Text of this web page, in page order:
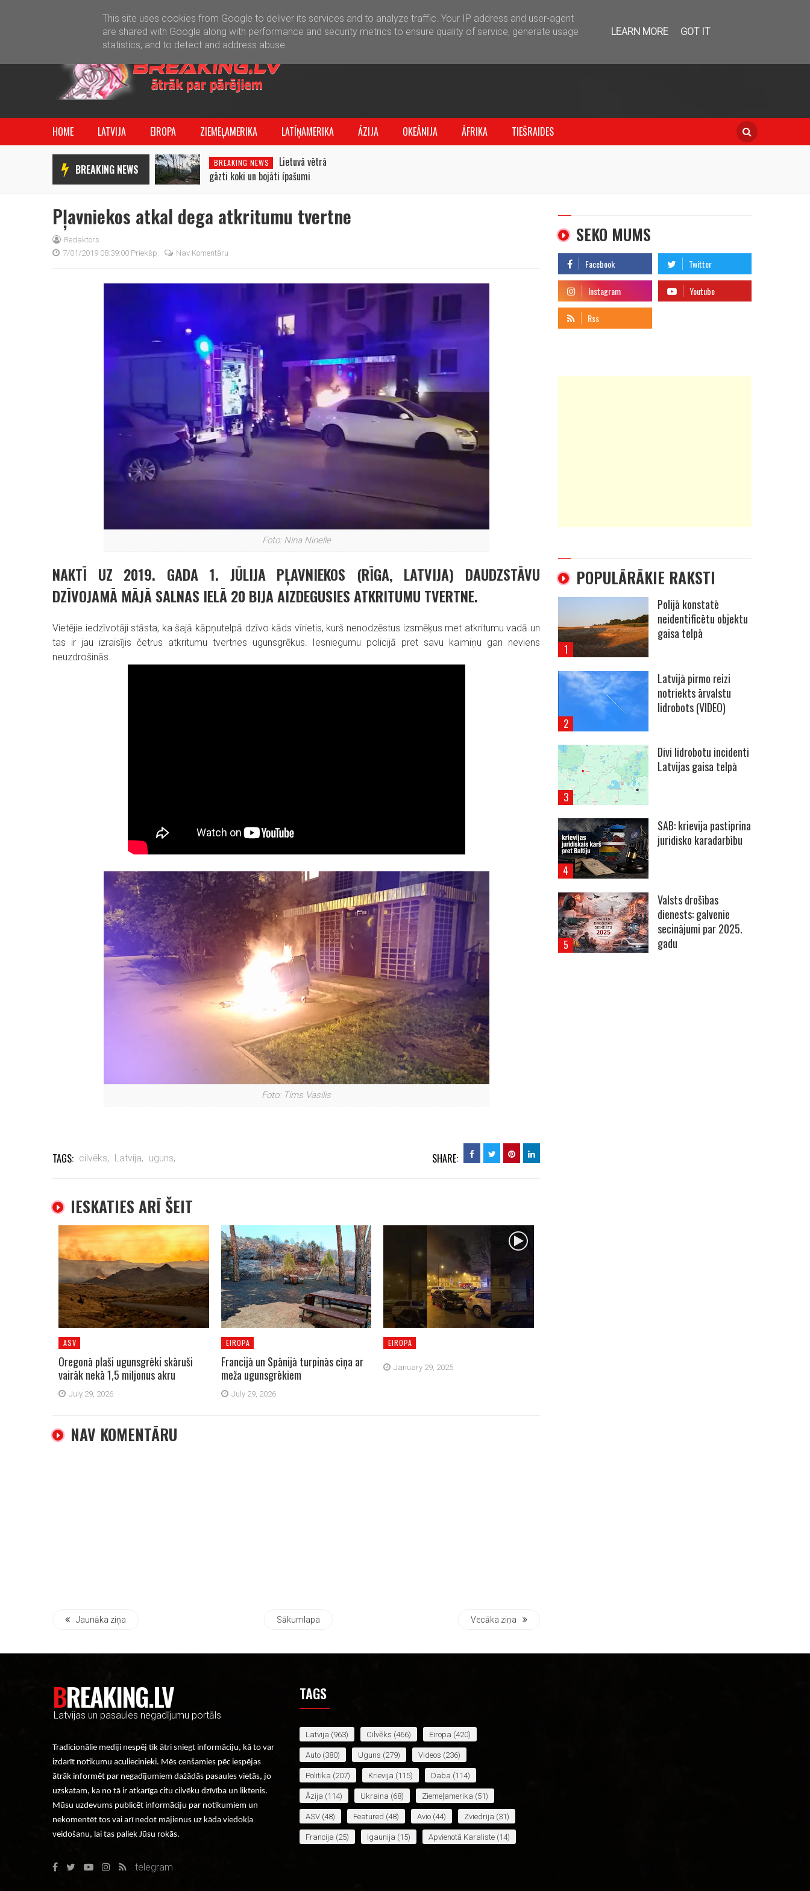
HOME LATVIJA EIROPA ZIEMEĻAMERIKA LATĪŅAMERIKA ĀZIJA OKEĀNIJA ĀFRIKA TIEŠRAIDES
BREAKING NEWS BREAKING NEWS
Lietuvā vētrā
gāzti koki un bojāti īpašumi
Pļavniekos atkal dega atkritumu tvertne
Redaktors
7/01/2019 08:39:00 Priekšp.
Nav Komentāru
Foto: Nina Ninelle
NAKTĪ UZ 2019. GADA 1. JŪLIJA PĻAVNIEKOS (RĪGA, LATVIJA) DAUDZSTĀVU
DZĪVOJAMĀ MĀJĀ SALNAS IELĀ 20 BIJA AIZDEGUSIES ATKRITUMU TVERTNE.
Vietējie iedzīvotāji stāsta, ka šajā kāpņutelpā dzīvo kāds vīrietis, kurš nenodzēstus izsmēķus met atkritumu vadā un
tas ir jau izraisījis četrus atkritumu tvertnes ugunsgrēkus. Iesniegumu policijā pret savu kaimiņu gan neviens
neuzdrošinās.
Foto: Tims Vasilis
TAGS: cilvēks, Latvija, uguns, SHARE:
IESKATIES ARĪ ŠEIT
ASV
Oregonā plaši ugunsgrēki skāruši
vairāk nekā 1,5 miljonus akru
July 29, 2026
EIROPA
Francijā un Spānijā turpinās cīņa ar
meža ugunsgrēkiem
July 29, 2026
EIROPA
January 29, 2025
NAV KOMENTĀRU
Jaunāka ziņa Sākumlapa Vecāka ziņa
SEKO MUMS
POPULĀRĀKIE RAKSTI
Polijā konstatē
neidentificētu objektu
gaisa telpā
Latvijā pirmo reizi
notriekts ārvalstu
lidrobots (VIDEO)
Divi lidrobotu incidenti
Latvijas gaisa telpā
SAB: krievija pastiprina
juridisko karadarbību
Valsts drošības
dienests: galvenie
secinājumi par 2025.
gadu
BREAKING.LV
Latvijas un pasaules negadījumu portāls
Tradicionālie mediji nespēj tik ātri sniegt informāciju, kā to var
izdarīt notikumu aculiecinieki. Mēs cenšamies pēc iespējas
ātrāk informēt par negadījumiem dažādās pasaules vietās, jo
uzskatam, ka no tā ir atkarīga citu cilvēku dzīvība un liktenis.
Mūsu uzdevums publicēt informāciju par notikumiem un
nekomentēt tos vai arī nedot mājienus uz kāda viedokļa
veidošanu, lai tas paliek Jūsu rokās.
telegram
TAGS
Latvija (963) Cilvēks (466) Eiropa (420)
Auto (380) Uguns (279) Videos (236)
Politika (207) Krievija (115) Daba (114)
Āzija (114) Ukraina (68) Ziemeļamerika (51)
ASV (48) Featured (48) Avio (44) Zviedrija (31)
Francija (25) Igaunija (15) Apvienotā Karaliste (14)
This site uses cookies from Google to deliver its services and to analyze traffic. Your IP address and user-agent
are shared with Google along with performance and security metrics to ensure quality of service, generate usage
statistics, and to detect and address abuse.
LEARN MORE GOT IT